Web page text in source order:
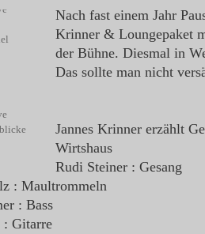
Nach fast einem Jahr
Krinner & Loungepaket
der Bühne. Diesmal in
Das sollte man nicht
Jannes Krinner erzählt
Wirtshaus
Rudi Steiner : Gesang
: Maultrommeln
: Bass
Gitarre